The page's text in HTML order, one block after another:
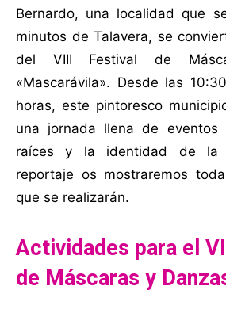
Bernardo, una localidad que
minutos de Talavera, se
del VIII Festival de
«Mascarávila». Desde las
horas, este pintoresco
una jornada llena de eventos
raíces y la identidad de la
reportaje os mostraremos
que se realizarán.
Actividades para el
de Máscaras y